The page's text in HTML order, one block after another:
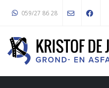
059/27 86 28